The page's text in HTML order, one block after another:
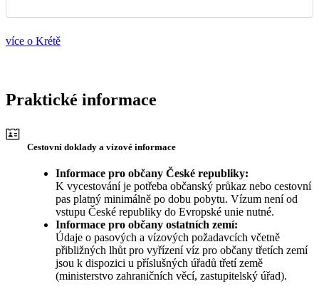
více o Krétě
Praktické informace
Cestovní doklady a vízové informace
Informace pro občany České republiky:
K vycestování je potřeba občanský průkaz nebo cestovní
pas platný minimálně po dobu pobytu. Vízum není od
vstupu České republiky do Evropské unie nutné.
Informace pro občany ostatních zemí:
Údaje o pasových a vízových požadavcích včetně
přibližných lhůt pro vyřízení víz pro občany třetích zemí
jsou k dispozici u příslušných úřadů třetí země
(ministerstvo zahraničních věcí, zastupitelský úřad).